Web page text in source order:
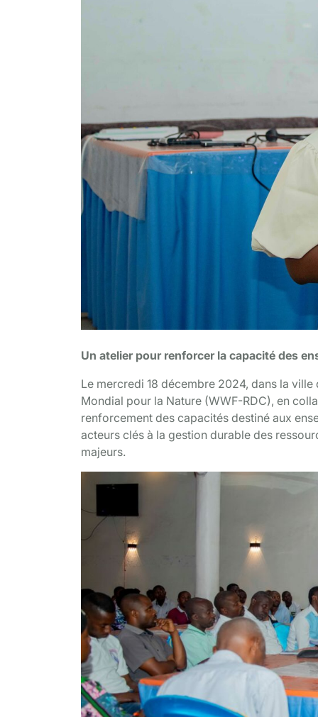
Un atelier pour renforcer la capacité des
Le mercredi 18 décembre 2024, dans la
Mondial pour la Nature (WWF-RDC), en
renforcement des capacités destiné aux
acteurs clés à la gestion durable des
majeurs.